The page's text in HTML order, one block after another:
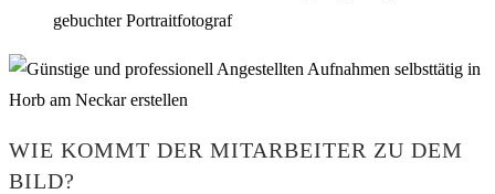
gebuchter Portraitfotograf
WIE KOMMT DER MITARBEITER ZU DEM
BILD?